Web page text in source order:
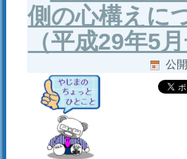
側の心構えに
（平成29年5月
公